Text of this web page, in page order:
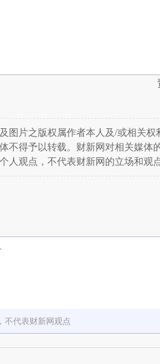
图片之版权属作者本人及/或相关权
不得予以转载。财新网对相关媒体
人观点，不代表财新网的立场和观点
不代表财新网观点